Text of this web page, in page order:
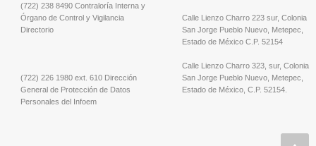
(722) 238 8490 Contraloría Interna y
Órgano de Control y Vigilancia
Directorio
(722) 226 1980 ext. 610 Dirección
General de Protección de Datos
Personales del Infoem
Calle Lienzo Charro 223 sur, Colonia
San Jorge Pueblo Nuevo, Metepec,
Estado de México C.P. 52154
Calle Lienzo Charro 323, sur, Colonia
San Jorge Pueblo Nuevo, Metepec,
Estado de México, C.P. 52154.